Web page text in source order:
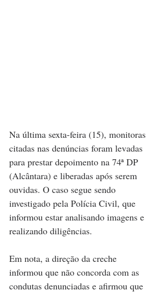
Na última sexta-feira (15), monitoras
citadas nas denúncias foram levadas
para prestar depoimento na 74ª DP
(Alcântara) e liberadas após serem
ouvidas. O caso segue sendo
investigado pela Polícia Civil, que
informou estar analisando imagens e
realizando diligências.
Em nota, a direção da creche
informou que não concorda com as
condutas denunciadas e afirmou que